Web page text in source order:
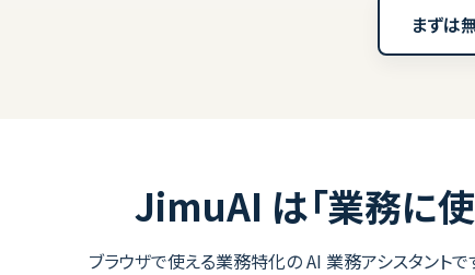
まずは
JimuAI は「業務に使
ブラウザで使える業務特化の AI 業務アシスタント